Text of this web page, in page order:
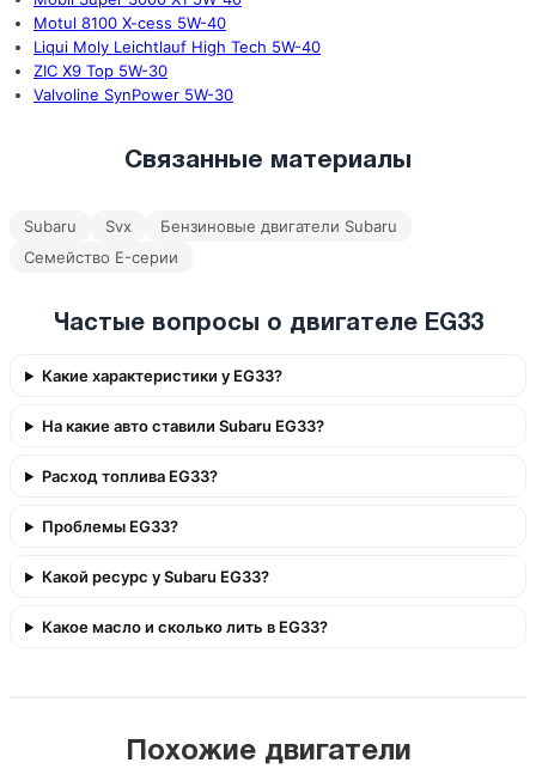
Motul 8100 X-cess 5W-40
Liqui Moly Leichtlauf High Tech 5W-40
ZIC X9 Top 5W-30
Valvoline SynPower 5W-30
Связанные материалы
Subaru Svx
Бензиновые двигатели Subaru
Семейство E-серии
Частые вопросы о двигателе EG33
Какие характеристики у EG33?
На какие авто ставили Subaru EG33?
Расход топлива EG33?
Проблемы EG33?
Какой ресурс у Subaru EG33?
Какое масло и сколько лить в EG33?
Похожие двигатели